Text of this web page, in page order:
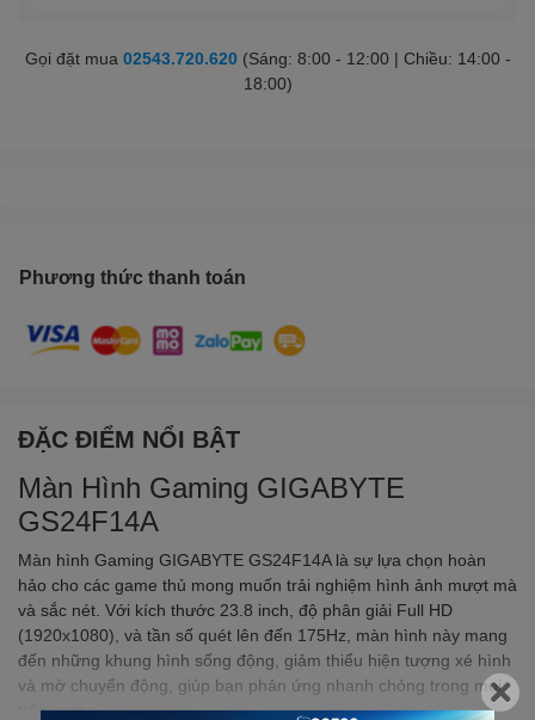
Gọi đặt mua 02543.720.620(Sáng: 8:00 - 12:00 | Chiều: 14:00 -
18:00)
Phương thức thanh toán
ĐẶC ĐIỂM NỔI BẬT
Màn Hình Gaming GIGABYTE
GS24F14A
Màn hình Gaming GIGABYTE GS24F14A là sự lựa chọn hoàn
hảo cho các game thủ mong muốn trải nghiệm hình ảnh mượt mà
và sắc nét. Với kích thước 23.8 inch, độ phân giải Full HD
(1920x1080), và tần số quét lên đến 175Hz, màn hình này mang
đến những khung hình sống động, giảm thiểu hiện tượng xé hình
và mờ chuyển động, giúp bạn phản ứng nhanh chóng trong mọi
trận game.